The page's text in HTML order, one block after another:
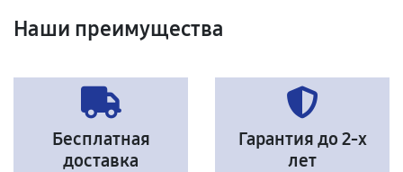
Наши преимущества
Бесплатная
доставка
Гарантия до 2-х
лет